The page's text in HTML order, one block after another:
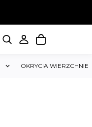
OKRYCIA WIERZCHNIE